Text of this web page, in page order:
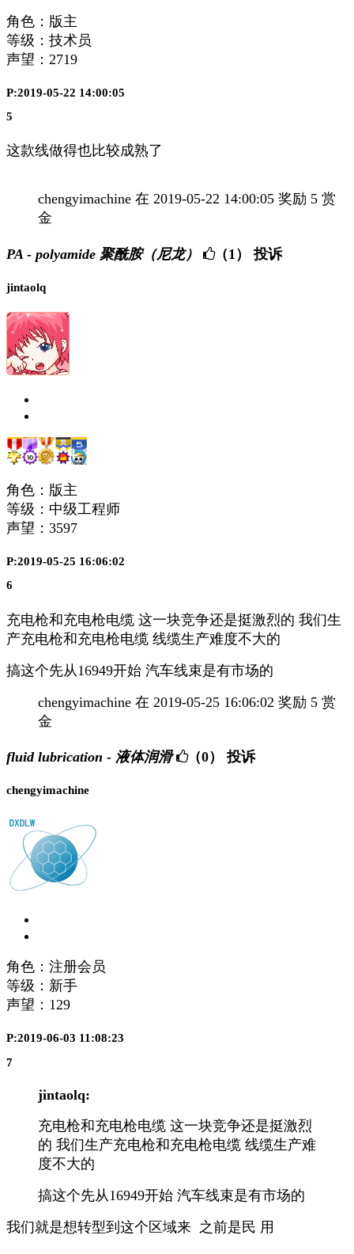
角色：版主
等级：技术员
声望： 2719
P:2019-05-22 14:00:05
5
这款线做得也比较成熟了
chengyimachine 在 2019-05-22 14:00:05 奖励 5 赏
金
PA - polyamide 聚酰胺（尼龙） （1） 投诉
jintaolq
角色：版主
等级：中级工程师
声望： 3597
P:2019-05-25 16:06:02
6
充电枪和充电枪电缆 这一块竞争还是挺激烈的 我们生
产充电枪和充电枪电缆 线缆生产难度不大的
搞这个先从16949开始 汽车线束是有市场的
chengyimachine 在 2019-05-25 16:06:02 奖励 5 赏
金
fluid lubrication - 液体润滑 （0） 投诉
chengyimachine
角色：注册会员
等级：新手
声望： 129
P:2019-06-03 11:08:23
7
jintaolq:
充电枪和充电枪电缆 这一块竞争还是挺激烈
的 我们生产充电枪和充电枪电缆 线缆生产难
度不大的
搞这个先从16949开始 汽车线束是有市场的
我们就是想转型到这个区域来 之前是民 用